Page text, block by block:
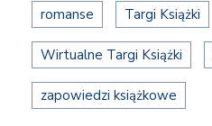
romanse Targi Książki
Wirtualne Targi Książki
zapowiedzi książkowe